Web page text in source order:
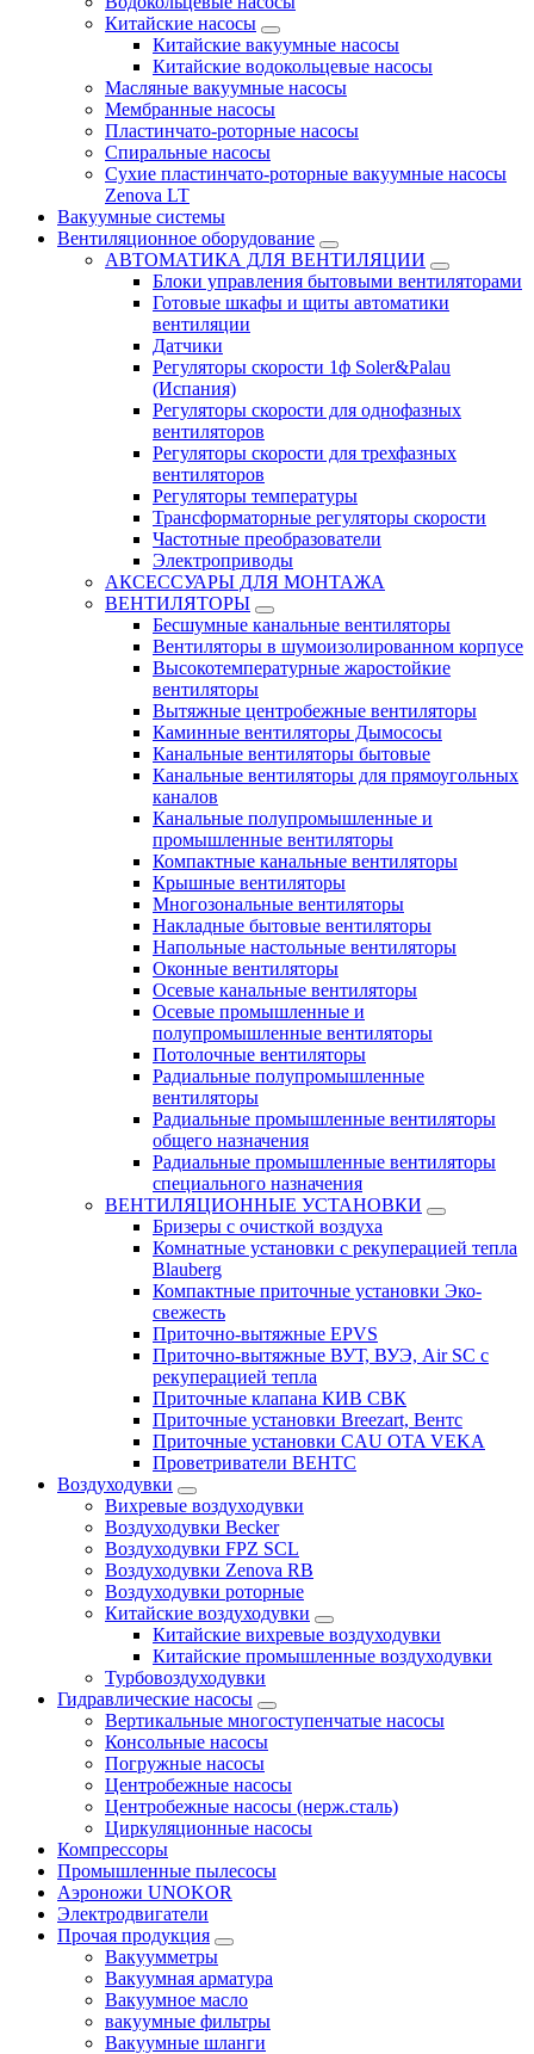
Китайские насосы
Китайские вакуумные насосы
Китайские водокольцевые насосы
Масляные вакуумные насосы
Мембранные насосы
Пластинчато-роторные насосы
Спиральные насосы
Сухие пластинчато-роторные вакуумные насосы
Zenova LT
Вакуумные системы
Вентиляционное оборудование
АВТОМАТИКА ДЛЯ ВЕНТИЛЯЦИИ
Блоки управления бытовыми вентиляторами
Готовые шкафы и щиты автоматики
вентиляции
Датчики
Регуляторы скорости 1ф Soler&Palau
(Испания)
Регуляторы скорости для однофазных
вентиляторов
Регуляторы скорости для трехфазных
вентиляторов
Регуляторы температуры
Трансформаторные регуляторы скорости
Частотные преобразователи
Электроприводы
АКСЕССУАРЫ ДЛЯ МОНТАЖА
ВЕНТИЛЯТОРЫ
Бесшумные канальные вентиляторы
Вентиляторы в шумоизолированном корпусе
Высокотемпературные жаростойкие
вентиляторы
Вытяжные центробежные вентиляторы
Каминные вентиляторы Дымососы
Канальные вентиляторы бытовые
Канальные вентиляторы для прямоугольных
каналов
Канальные полупромышленные и
промышленные вентиляторы
Компактные канальные вентиляторы
Крышные вентиляторы
Многозональные вентиляторы
Накладные бытовые вентиляторы
Напольные настольные вентиляторы
Оконные вентиляторы
Осевые канальные вентиляторы
Осевые промышленные и
полупромышленные вентиляторы
Потолочные вентиляторы
Радиальные полупромышленные
вентиляторы
Радиальные промышленные вентиляторы
общего назначения
Радиальные промышленные вентиляторы
специального назначения
ВЕНТИЛЯЦИОННЫЕ УСТАНОВКИ
Бризеры с очисткой воздуха
Комнатные установки с рекуперацией тепла
Blauberg
Компактные приточные установки Эко-
свежесть
Приточно-вытяжные EPVS
Приточно-вытяжные ВУТ, ВУЭ, Air SC с
рекуперацией тепла
Приточные клапана КИВ СВК
Приточные установки Breezart, Вентс
Приточные установки CAU OTA VEKA
Проветриватели ВЕНТС
Воздуходувки
Вихревые воздуходувки
Воздуходувки Becker
Воздуходувки FPZ SCL
Воздуходувки Zenova RB
Воздуходувки роторные
Китайские воздуходувки
Китайские вихревые воздуходувки
Китайские промышленные воздуходувки
Турбовоздуходувки
Гидравлические насосы
Вертикальные многоступенчатые насосы
Консольные насосы
Погружные насосы
Центробежные насосы
Центробежные насосы (нерж.сталь)
Циркуляционные насосы
Компрессоры
Промышленные пылесосы
Аэроножи UNOKOR
Электродвигатели
Прочая продукция
Вакуумметры
Вакуумная арматура
Вакуумное масло
вакуумные фильтры
Вакуумные шланги